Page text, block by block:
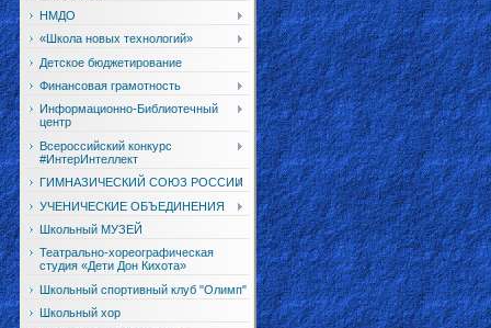
НМДО
«Школа новых технологий»
Детское бюджетирование
Финансовая грамотность
Информационно-Библиотечный
центр
Всероссийский конкурс
#ИнтерИнтеллект
ГИМНАЗИЧЕСКИЙ СОЮЗ РОССИИ
УЧЕНИЧЕСКИЕ ОБЪЕДИНЕНИЯ
Школьный МУЗЕЙ
Театрально-хореографическая
студия «Дети Дон Кихота»
Школьный спортивный клуб "Олимп"
Школьный хор